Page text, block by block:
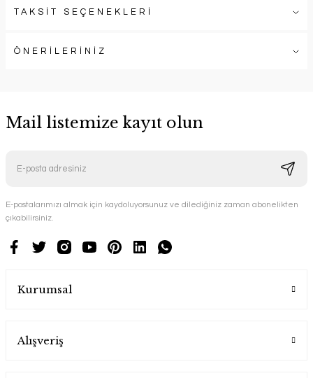
TAKSİT SEÇENEKLERİ
ÖNERİLERİNİZ
Mail listemize kayıt olun
E-postalarımızı almak için kaydoluyorsunuz ve dilediğiniz zaman abonelikten
çıkabilirsiniz.
Kurumsal
Alışveriş